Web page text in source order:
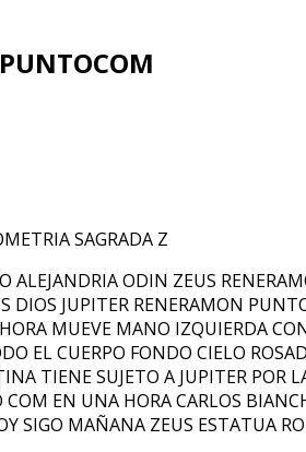
SAGRADA Z
ALEJANDRIA ODIN ZEUS
DIOS JUPITER RENERAMON
MUEVE MANO IZQUIERDA
EL CUERPO FONDO CIELO
TIENE SUJETO A JUPITER
EN UNA HORA CARLOS
SIGO MAÑANA ZEUS ESTATUA